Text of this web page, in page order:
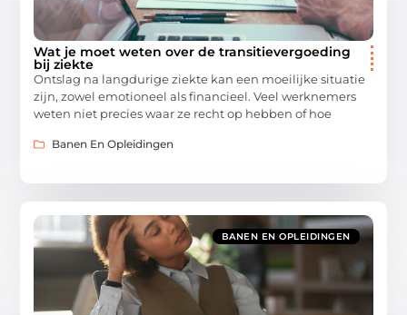
Wat je moet weten over de transitievergoeding
bij ziekte
Ontslag na langdurige ziekte kan een moeilijke situatie
zijn, zowel emotioneel als financieel. Veel werknemers
weten niet precies waar ze recht op hebben of hoe
Banen En Opleidingen
BANEN EN OPLEIDINGEN